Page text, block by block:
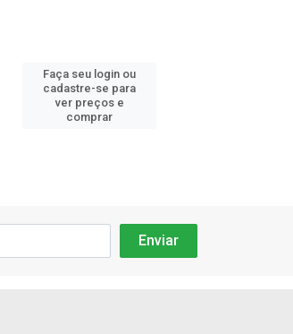
Faça seu login ou
cadastre-se para
ver preços e
comprar